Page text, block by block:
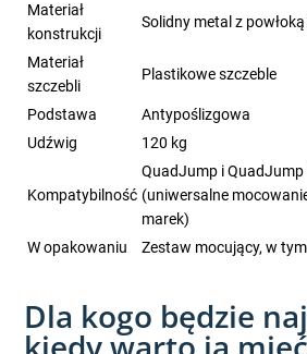
Materiał
konstrukcji
Solidny metal z
Materiał
szczebli
Plastikowe szczeble
Podstawa
Antypoślizgowa
Udźwig
120 kg
Kompatybilność
QuadJump i QuadJump
(uniwersalne
marek)
W opakowaniu
Zestaw mocujący, w
Dla kogo będzie